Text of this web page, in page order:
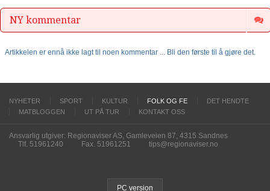
NY kommentar
Artikkelen er ennå ikke lagt til noen kommentar ... Bli den første til å gjøre det.
NYHETER SPORT KULTUR FOLK OG FE
DET HENDTE
MATBLOGGEN
UT PÅ TUR KONTAKT OSS
Ansvarlig utgiver: Regionaviser AS, Gamleveien 87, 4315 Sandnes
Tlf. 51961240
Fax. 51961251 tips@regionaviser.no
PC version